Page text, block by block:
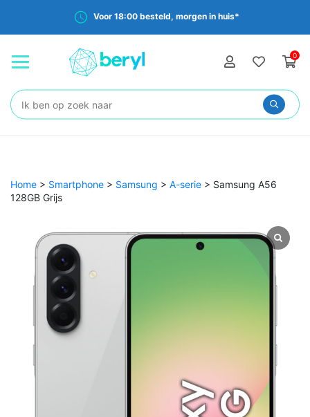
Voor 18:00 besteld, morgen in huis*
0
Zoeken:
Home > Smartphone > Samsung > A-serie > Samsung A56
128GB Grijs